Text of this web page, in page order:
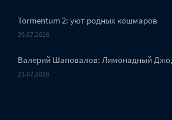
Tormentum 2: уют родных кошмаров
29.07.2026
Валерий Шаповалов: Лимонадный
23.07.2026